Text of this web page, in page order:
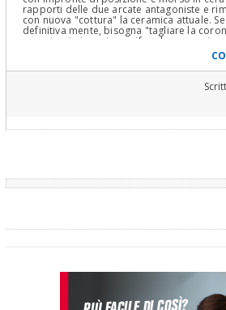
rapporti delle due arcate antagoniste e
con nuova "cottura" la ceramica attuale.
definitiva mente, bisogna "tagliare la
provvisorio in resina e rifare la corona in
nobile o zirconio e ceramica! Non c'è